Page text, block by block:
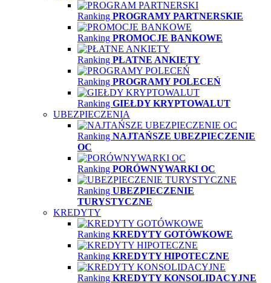
Ranking PROGRAMY PARTNERSKIE
Ranking PROMOCJE BANKOWE
Ranking PŁATNE ANKIETY
Ranking PROGRAMY POLECEŃ
Ranking GIEŁDY KRYPTOWALUT
UBEZPIECZENIA
Ranking NAJTAŃSZE UBEZPIECZENIE
OC
Ranking PORÓWNYWARKI OC
Ranking UBEZPIECZENIE
TURYSTYCZNE
KREDYTY
Ranking KREDYTY GOTÓWKOWE
Ranking KREDYTY HIPOTECZNE
Ranking KREDYTY KONSOLIDACYJNE